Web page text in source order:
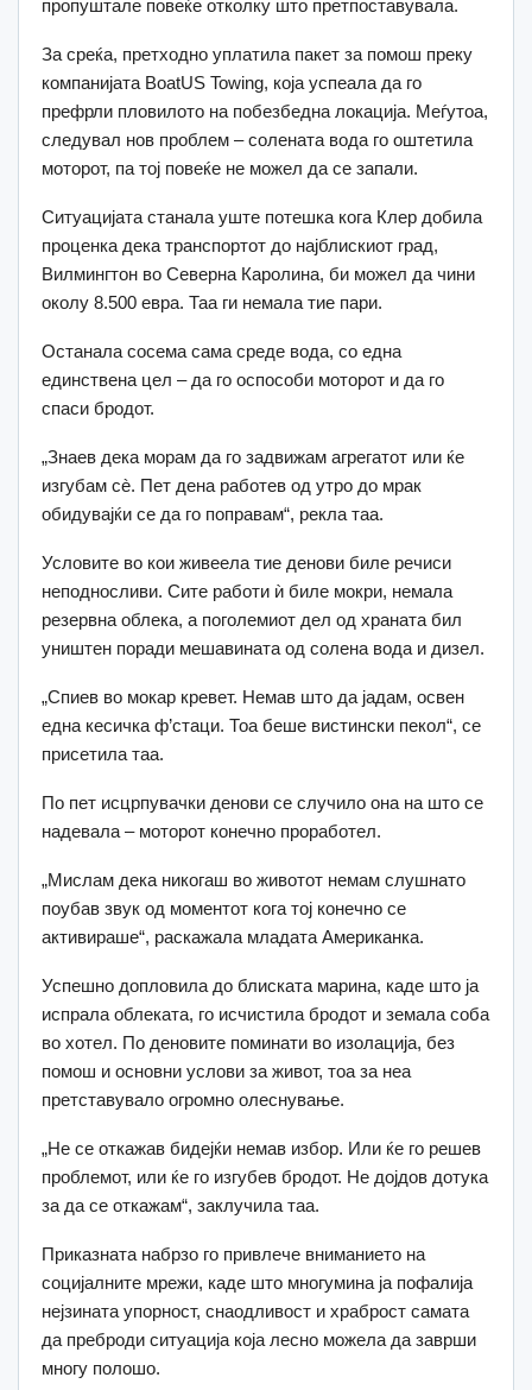
пропуштале повеќе отколку што претпоставувала.
За среќа, претходно уплатила пакет за помош преку
компанијата BoatUS Towing, која успеала да го
префрли пловилото на побезбедна локација. Меѓутоа,
следувал нов проблем – солената вода го оштетила
моторот, па тој повеќе не можел да се запали.
Ситуацијата станала уште потешка кога Клер добила
проценка дека транспортот до најблискиот град,
Вилмингтон во Северна Каролина, би можел да чини
околу 8.500 евра. Таа ги немала тие пари.
Останала сосема сама среде вода, со една
единствена цел – да го оспособи моторот и да го
спаси бродот.
„Знаев дека морам да го задвижам агрегатот или ќе
изгубам сè. Пет дена работев од утро до мрак
обидувајќи се да го поправам“, рекла таа.
Условите во кои живеела тие денови биле речиси
неподносливи. Сите работи ѝ биле мокри, немала
резервна облека, а поголемиот дел од храната бил
уништен поради мешавината од солена вода и дизел.
„Спиев во мокар кревет. Немав што да јадам, освен
една кесичка ф’стаци. Тоа беше вистински пекол“, се
присетила таа.
По пет исцрпувачки денови се случило она на што се
надевала – моторот конечно проработел.
„Мислам дека никогаш во животот немам слушнато
поубав звук од моментот кога тој конечно се
активираше“, раскажала младата Американка.
Успешно допловила до блиската марина, каде што ја
испрала облеката, го исчистила бродот и земала соба
во хотел. По деновите поминати во изолација, без
помош и основни услови за живот, тоа за неа
претставувало огромно олеснување.
„Не се откажав бидејќи немав избор. Или ќе го решев
проблемот, или ќе го изгубев бродот. Не дојдов дотука
за да се откажам“, заклучила таа.
Приказната набрзо го привлече вниманието на
социјалните мрежи, каде што многумина ја пофалија
нејзината упорност, снаодливост и храброст самата
да преброди ситуација која лесно можела да заврши
многу полошо.